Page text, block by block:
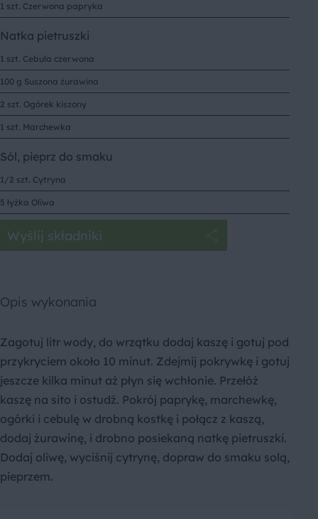
1 szt. Czerwona papryka
Natka pietruszki
1 szt. Cebula czerwona
100 g Suszona żurawina
2 szt. Ogórek kiszony
1 szt. Marchewka
Sól, pieprz do smaku
1/2 szt. Cytryna
5 łyżka Oliwa
Wyślij składniki
Opis wykonania
Zagotuj litr wody, do wrzątku dodaj kaszę i gotuj pod
przykryciem około 10 minut. Zdejmij pokrywkę i gotuj
jeszcze kilka minut aż płyn się wchłonie. Przełóż
kaszę na sito i ostudź. Pokrój paprykę, marchewkę,
ogórki i cebulę w drobną kostkę i połącz z kaszą,
dodaj żurawinę, i drobno posiekaną natkę pietruszki.
Dodaj oliwę, wyciśnij cytrynę, dopraw do smaku solą,
pieprzem.